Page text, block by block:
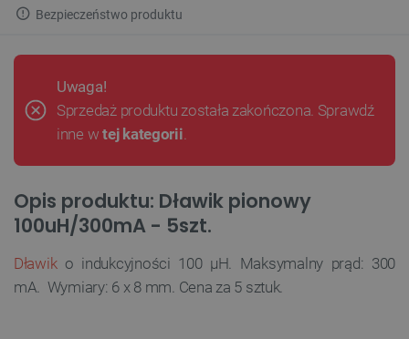
Bezpieczeństwo produktu
Uwaga!
Sprzedaż produktu została zakończona. Sprawdź
inne wtej kategorii.
Opis produktu: Dławik pionowy
100uH/300mA - 5szt.
Dławiko indukcyjności 100 μH. Maksymalny prąd: 300
mA. Wymiary: 6 x 8 mm. Cena za 5 sztuk.